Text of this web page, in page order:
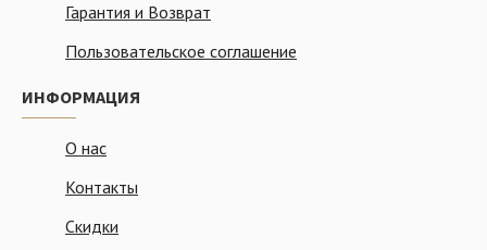
Гарантия и Возврат
Пользовательское соглашение
ИНФОРМАЦИЯ
О нас
Контакты
Скидки